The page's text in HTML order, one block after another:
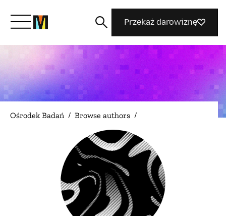
Poznaj Mozillę
Co robimy
Dołącz do nas
Magazyn
Przekaż darowiznę
Ośrodek Badań / Browse authors /